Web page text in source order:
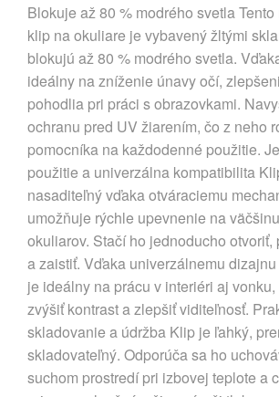
Blokuje až 80 % modrého svetla
klip na okuliare je vybavený žltými
blokujú až 80 % modrého svetla.
ideálny na zníženie únavy očí,
pohodlia pri práci s obrazovkami.
ochranu pred UV žiarením, čo z neho
pomocníka na každodenné použitie.
použitie a univerzálna kompatibilita
nasaditeľný vďaka otváraciemu
umožňuje rýchle upevnenie na
okuliarov. Stačí ho jednoducho otvoriť,
a zaistiť. Vďaka univerzálnemu
je ideálny na prácu v interiéri aj
zvýšiť kontrast a zlepšiť viditeľnosť.
skladovanie a údržba Klip je ľahký,
skladovateľný. Odporúča sa ho
suchom prostredí pri izbovej teplote a